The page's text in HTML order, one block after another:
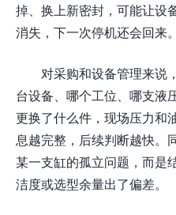
掉、换上新密封，可能让设
消失，下一次停机还会回来。
对采购和设备管理来说
台设备、哪个工位、哪支液
更换了什么件，现场压力和
息越完整，后续判断越快。
某一支缸的孤立问题，而是
洁度或选型余量出了偏差。